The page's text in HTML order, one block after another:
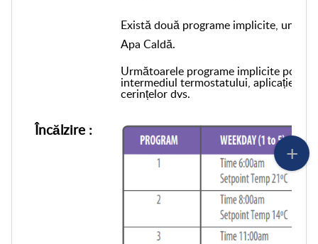
Există două programe implicite, unul
Apa Caldă.
Următoarele programe implicite pot fi
intermediul termostatului, aplicației
cerințelor dvs.
Încălzire :